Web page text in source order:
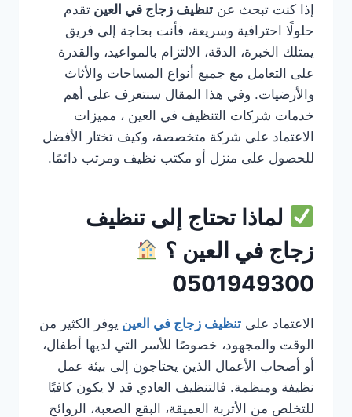
إذا كنت تبحث عن تنظيف زجاج في العين تقدم
حلولًا احترافية وسريعة، فأنت بحاجة إلى فريق
يمتلك الخبرة، الدقة، الالتزام بالمواعيد، والقدرة
على التعامل مع جميع أنواع المساحات والأثاث
والأرضيات. وفي هذا المقال سنتعرف على أهم
خدمات شركات التنظيف في العين ، مميزات
الاعتماد على شركة متخصصة، وكيف تختار الأفضل
للحصول على منزل أو مكتب نظيف ومرتب دائمًا.
لماذا تحتاج إلى تنظيف
زجاج في العين ؟
0501949300
الاعتماد على تنظيف زجاج في العين يوفر الكثير من
الوقت والمجهود، خصوصًا للأسر التي لديها أطفال،
أو أصحاب الأعمال الذين يحتاجون إلى بيئة عمل
نظيفة ومنظمة. فالتنظيف العادي قد لا يكون كافيًا
للتخلص من الأتربة العميقة، البقع الصعبة، الروائح